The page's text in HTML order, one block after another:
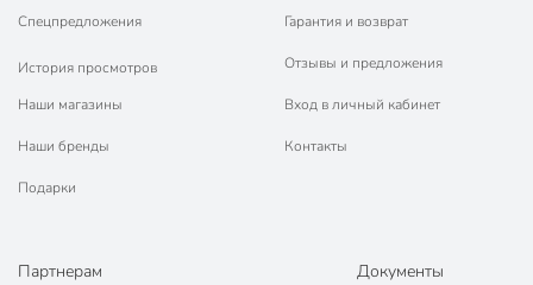
Спецпредложения
История просмотров
Наши магазины
Наши бренды
Подарки
Гарантия и возврат
Отзывы и предложения
Вход в личный кабинет
Контакты
Партнерам Документы